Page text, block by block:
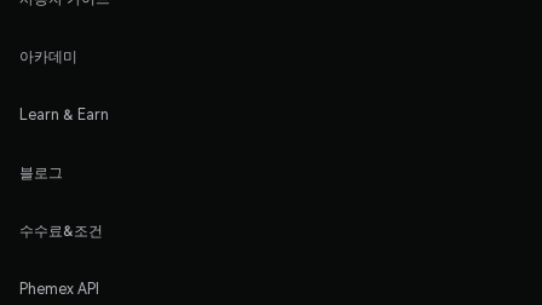
아카데미
Learn & Earn
블로그
수수료&조건
Phemex API